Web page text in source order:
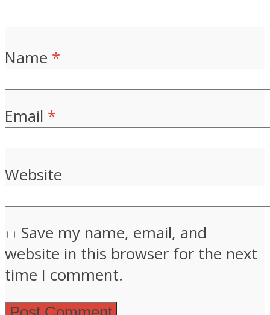
Name *
Email *
Website
Save my name, email, and
website in this browser for the next
time I comment.